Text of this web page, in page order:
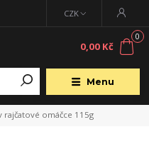
Menu
CZK
0
0,00 Kč
rajčatové omáčce 115g